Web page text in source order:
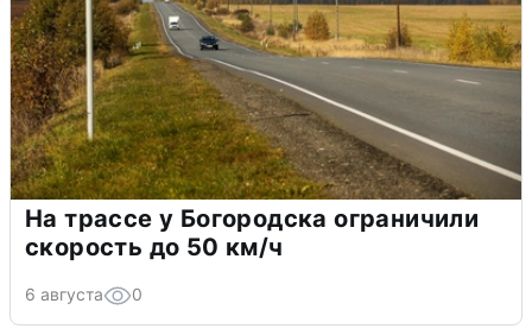
На трассе у Богородска ограничили
скорость до 50 км/ч
6 августа 0